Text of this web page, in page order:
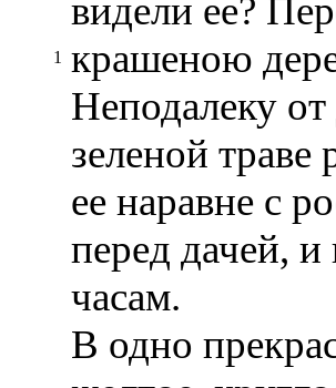
1
видели ее?
крашеною
Неподалеку
зеленой
ее наравне с
перед дачей,
часам.
В одно